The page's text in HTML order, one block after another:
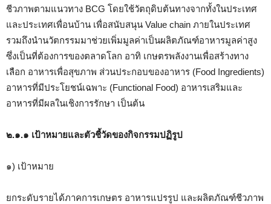
ชีวภาพตามแนวทาง BCG โดยใช้วัตถุดิบต้นทางจากทั้งในประเทศ
และประเทศเพื่อนบ้าน เพื่อสนับสนุน Value chain ภายในประเทศ
รวมถึงนำนวัตกรรมมาช่วยเพิ่มมูลค่าเป็นผลิตภัณฑ์อาหารมูลค่าสูง
ซึ่งเป็นที่ต้องการของตลาดโลก อาทิ เกษตรพลังงานเพื่อสร้างทาง
เลือก อาหารเพื่อสุขภาพ ส่วนประกอบของอาหาร (Food Ingredients)
อาหารที่มีประโยชน์เฉพาะ (Functional Food) อาหารเสริมและ
อาหารที่มีผลในเชิงการรักษา เป็นต้น
๒.๑.๑ เป้าหมายและตัวชี้วัดของกิจกรรมปฏิรูป
๑) เป้าหมาย
ยกระดับรายได้ภาคการเกษตร อาหารแปรรูป และผลิตภัณฑ์ชีวภาพ